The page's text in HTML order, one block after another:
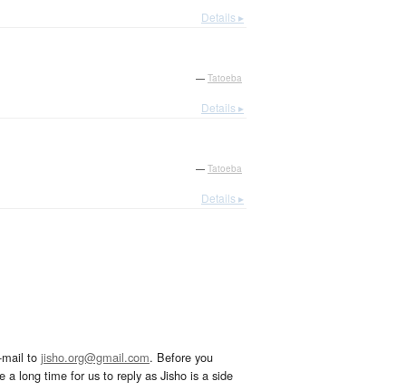
Details ▸
— Tatoeba
Details ▸
— Tatoeba
Details ▸
to jisho.org@gmail.com. Before you
a long time for us to reply as Jisho is a side